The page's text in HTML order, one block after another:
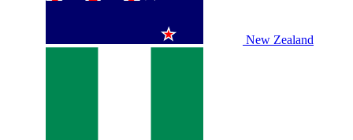
New Zealand